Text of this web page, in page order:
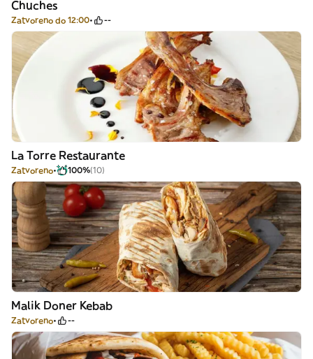
Chuches
Zatvoreno do 12:00 --
La Torre Restaurante
Zatvoreno 100%(10)
Malik Doner Kebab
Zatvoreno --